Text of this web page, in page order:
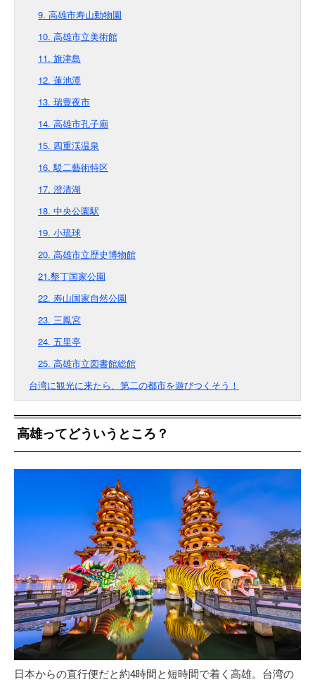
9. 高雄市寿山動物園
10. 高雄市立美術館
11. 旗津島
12. 蓮池潭
13. 瑞豊夜市
14. 高雄市孔子廟
15. 四重渓温泉
16. 駁二藝術特区
17. 澄清湖
18. 中央公園駅
19. 小琉球
20. 高雄市立歴史博物館
21.墾丁国家公園
22. 寿山国家自然公園
23. 三鳳宮
24. 五里亭
25. 高雄市立図書館総館
台湾に観光に来たら、第二の都市を遊びつくそう！
高雄ってどういうところ？
日本からの直行便だと約4時間と短時間で着く高雄。台湾の